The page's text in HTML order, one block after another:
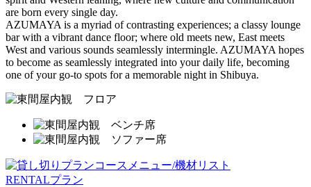
are born every single day.
AZUMAYA is a myriad of contrasting experiences; a classy lounge
bar with a vibrant dance floor; where old meets new, East meets
West and various sounds seamlessly intermingle. AZUMAYA hopes
to become as seamlessly integrated into your daily life, becoming
one of your go-to spots for a memorable night in Shibuya.
RENTALプラン